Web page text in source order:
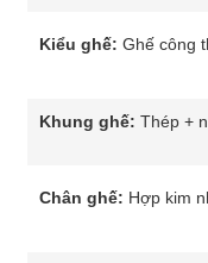
Kiểu ghế: Ghế công
Khung ghế: Thép +
Chân ghế: Hợp kim